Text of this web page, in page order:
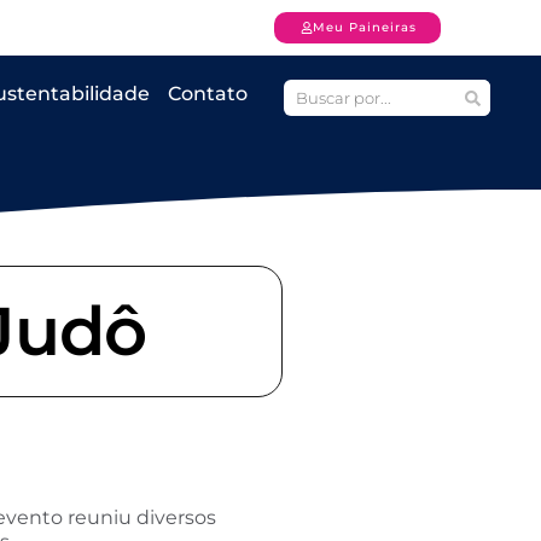
Meu Paineiras
Contato
reuniu diversos